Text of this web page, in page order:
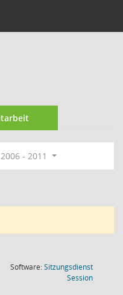
- 2011
Software:Sitzungsdienst
Session(Wird in